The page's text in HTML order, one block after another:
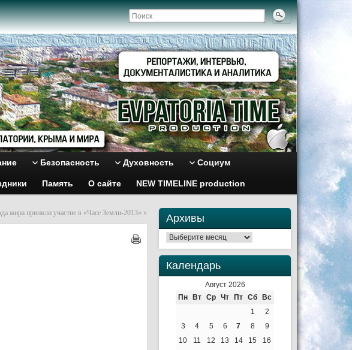
Безопасность Духовность Социум
Память О сайте NEW TIMELINE production
мира приняли участие в «Часе Земли-2013» » Архивы
Архивы
Календарь
Август 2026
Пн
Вт Ср Чт Пт Сб
Вс
1
2
3
4 5 6 7 8
9
10
11 12 13 14 15
16